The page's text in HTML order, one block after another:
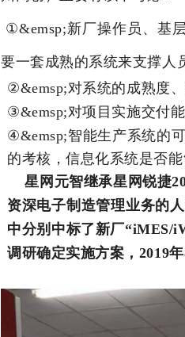
①&emsp;新厂操作员、基
要一套成熟的系统来支撑人
②&emsp;对系统的成熟度
③&emsp;对项目实施交付
④&emsp;智能生产系统的
的考核，信息化系统是否
星网元智继承星网锐捷
资深电子制造管理业务的
中分别中标了新厂“iMES/
调研确定实施方案，2019